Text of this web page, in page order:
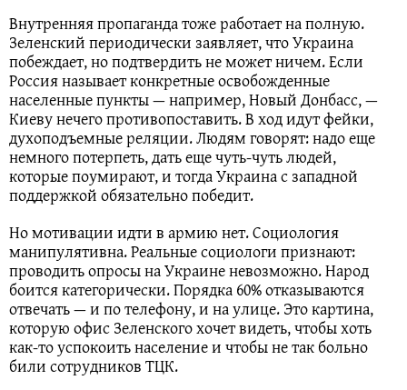
Внутренняя пропаганда тоже работает на полную.
Зеленский периодически заявляет, что Украина
побеждает, но подтвердить не может ничем. Если
Россия называет конкретные освобожденные
населенные пункты — например, Новый Донбасс, —
Киеву нечего противопоставить. В ход идут фейки,
духоподъемные реляции. Людям говорят: надо еще
немного потерпеть, дать еще чуть-чуть людей,
которые поумирают, и тогда Украина с западной
поддержкой обязательно победит.
Но мотивации идти в армию нет. Социология
манипулятивна. Реальные социологи признают:
проводить опросы на Украине невозможно. Народ
боится категорически. Порядка 60% отказываются
отвечать — и по телефону, и на улице. Это картина,
которую офис Зеленского хочет видеть, чтобы хоть
как-то успокоить население и чтобы не так больно
били сотрудников ТЦК.